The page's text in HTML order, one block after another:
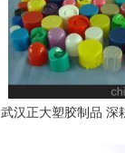
武汉正大塑胶制品 深